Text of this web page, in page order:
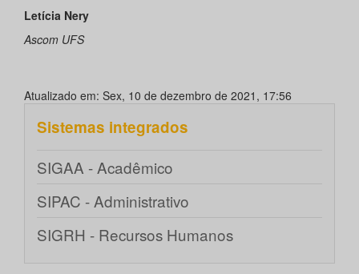
Letícia Nery
Ascom UFS
Atualizado em: Sex, 10 de dezembro de 2021, 17:56
Sistemas integrados
SIGAA - Acadêmico
SIPAC - Administrativo
SIGRH - Recursos Humanos